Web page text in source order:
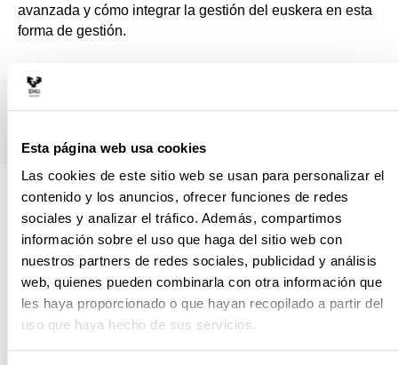
Esta página web usa cookies
Las cookies de este sitio web se usan para personalizar el
contenido y los anuncios, ofrecer funciones de redes
sociales y analizar el tráfico. Además, compartimos
información sobre el uso que haga del sitio web con
nuestros partners de redes sociales, publicidad y análisis
web, quienes pueden combinarla con otra información que
les haya proporcionado o que hayan recopilado a partir del
uso que haya hecho de sus servicios.
avanzada y cómo integrar la gestión del euskera en esta
forma de gestión.
4 RAZONES PARA ELEGIR ESTE
TÍTULO
Porque proporciona una formación que no ofrece ningún
otro postgrado: en los proyectos de promoción de la
planificación y uso de las instituciones públicas, en los
planes socioeconómicos, en el ámbito de la
euskaldunización de adultos y en el ámbito no formal,